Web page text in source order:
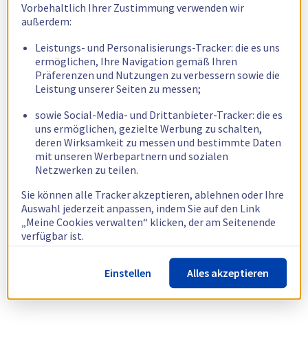
Vorbehaltlich Ihrer Zustimmung verwenden wir
außerdem:
Leistungs- und Personalisierungs-Tracker: die es uns
ermöglichen, Ihre Navigation gemäß Ihren
Präferenzen und Nutzungen zu verbessern sowie die
Leistung unserer Seiten zu messen;
sowie Social-Media- und Drittanbieter-Tracker: die es
uns ermöglichen, gezielte Werbung zu schalten,
deren Wirksamkeit zu messen und bestimmte Daten
mit unseren Werbepartnern und sozialen
Netzwerken zu teilen.
Sie können alle Tracker akzeptieren, ablehnen oder Ihre
Auswahl jederzeit anpassen, indem Sie auf den Link
„Meine Cookies verwalten“ klicken, der am Seitenende
verfügbar ist.
Weitere Informationen finden Sie in unsererRichtlinie
zur Verwendung von Cookies.
Einstellen Alles akzeptieren